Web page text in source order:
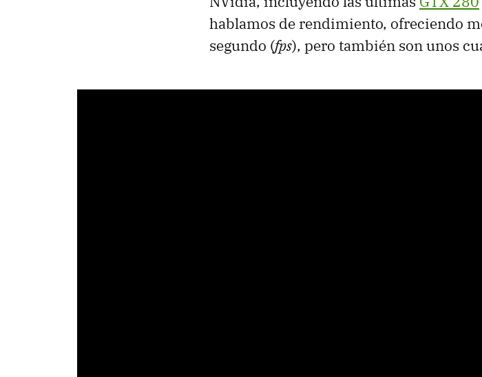
hablamos de rendimiento, ofreciendo
segundo (fps), pero también son unos